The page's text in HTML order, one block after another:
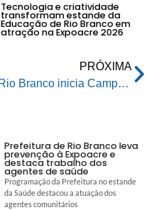
Tecnologia e criatividade
transformam estande da
Educação de Rio Branco em
atração na Expoacre 2026
PRÓXIMA
Rio Branco inicia Campanha de Vacinação contra Influenza na Região Norte
Prefeitura de Rio Branco leva
prevenção à Expoacre e
destaca trabalho dos
agentes de saúde
Programação da Prefeitura no estande
da Saúde destacou a atuação dos
agentes comunitários